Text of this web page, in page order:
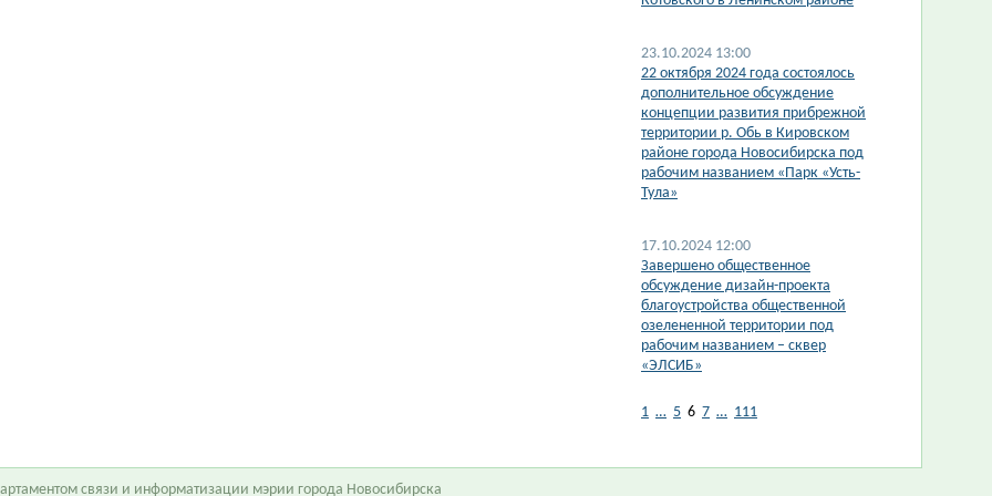
23.10.2024 13:00
22 октября 2024 года состоялось
дополнительное обсуждение
концепции развития прибрежной
территории р. Обь в Кировском
районе города Новосибирска под
рабочим названием «Парк «Усть-
Тула»
17.10.2024 12:00
Завершено общественное
обсуждение дизайн-проекта
благоустройства общественной
озелененной территории под
рабочим названием – сквер
«ЭЛСИБ»
1 … 5 6 7 … 111
связи и информатизации мэрии города Новосибирска